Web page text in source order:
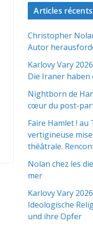
Articles
Christopher
Autor
Karlovy Vary
Die Iraner haben
Nightborn de
cœur du post-
Faire Hamlet ! au
vertigineuse
théâtrale.
Nolan chez les
mer
Karlovy Vary
Ideologische
und ihre Opfer